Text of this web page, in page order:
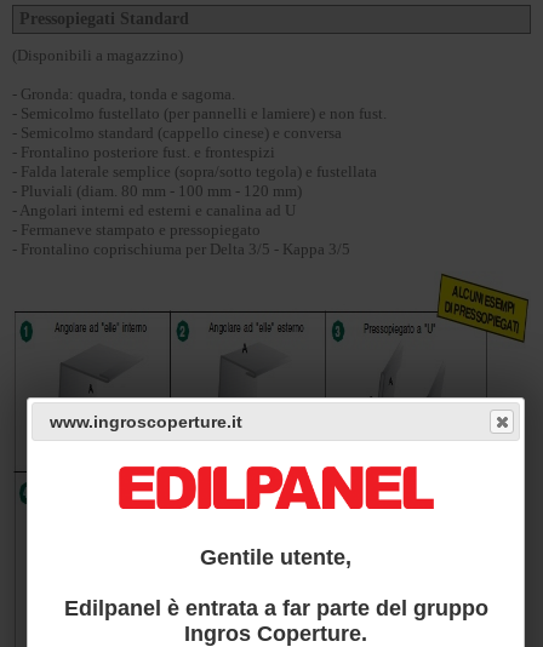
Pressopiegati Standard
(Disponibili a magazzino)
- Gronda: quadra, tonda e sagoma.
- Semicolmo fustellato (per pannelli e lamiere) e non fust.
- Semicolmo standard (cappello cinese) e conversa
- Frontalino posteriore fust. e frontespizi
- Falda laterale semplice (sopra/sotto tegola) e fustellata
- Pluviali (diam. 80 mm - 100 mm - 120 mm)
- Angolari interni ed esterni e canalina ad U
- Fermaneve stampato e pressopiegato
- Frontalino coprischiuma per Delta 3/5 - Kappa 3/5
www.ingroscoperture.it
Gentile utente,
Edilpanel è entrata a far parte del gruppo
Ingros Coperture.